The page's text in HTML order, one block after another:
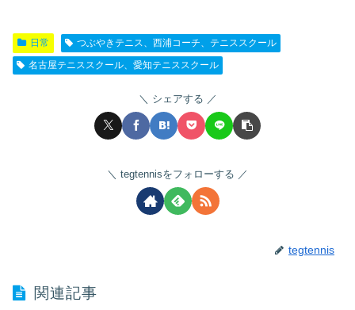
日常
つぶやきテニス、西浦コーチ、テニススクール
名古屋テニススクール、愛知テニススクール
シェアする
tegtennisをフォローする
tegtennis
関連記事